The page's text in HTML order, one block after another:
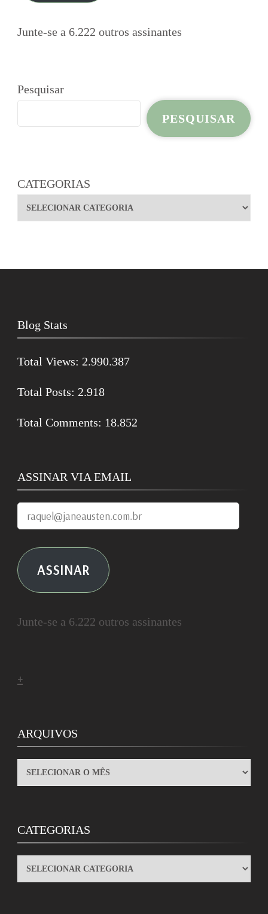
Junte-se a 6.222 outros assinantes
Pesquisar
PESQUISAR
CATEGORIAS
Blog Stats
Total Views: 2.990.387
Total Posts: 2.918
Total Comments: 18.852
ASSINAR VIA EMAIL
raquel@janeausten.com.br
ASSINAR
Junte-se a 6.222 outros assinantes
+
ARQUIVOS
ARQUIVOS
CATEGORIAS
CATEGORIAS